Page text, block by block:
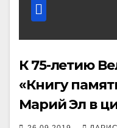
К 75-летию
«Книгу
Марий Эл в